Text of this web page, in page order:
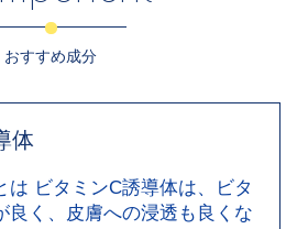
おすすめ成分
体
は ビタミンC誘導体は、ビタ
良く、皮膚への浸透も良くな